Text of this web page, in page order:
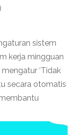
sistem
kerja mingguan
‘Tidak
secara otomatis